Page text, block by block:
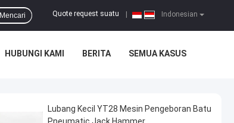
Indonesian
Quote request suatu
Mencari
HUBUNGI KAMI BERITA SEMUA KASUS
Lubang Kecil YT28 Mesin Pengeboran Batu